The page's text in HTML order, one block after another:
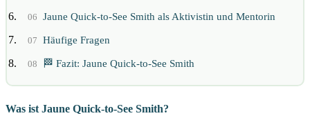
06 Jaune Quick-to-See Smith als Aktivistin und Mentorin
07 Häufige Fragen
08 🏁 Fazit: Jaune Quick-to-See Smith
Was ist Jaune Quick-to-See Smith?